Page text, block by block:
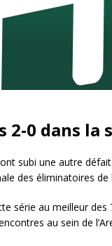
2-0 dans la
subi une autre
des éliminatoires de
série au meilleur
au sein de